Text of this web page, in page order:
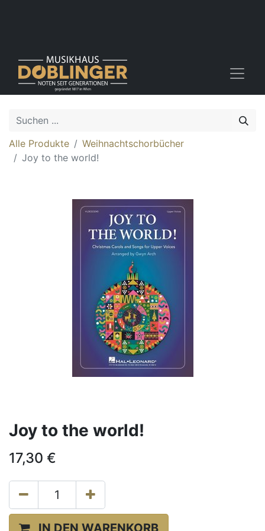
Alle Produkte
Weihnachtschorbücher
Joy to the world!
Joy to the world!
17,30 €
IN DEN WARENKORB